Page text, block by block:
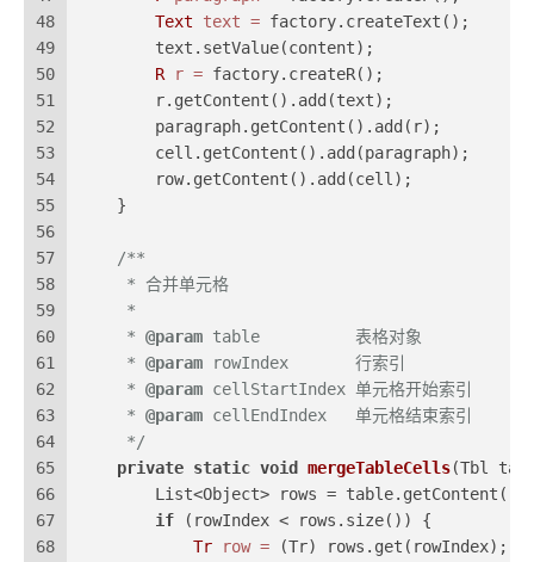
48
49
50
51
52
53
54
55
56
57
58
59
60
61
62
63
64
65
66
67
68
Text
text = factory.createText();
        text.setValue(content);
R
r = factory.createR();
        r.getContent().add(text);
        paragraph.getContent().add(r);
        cell.getContent().add(paragraph);
        row.getContent().add(cell);
    }
/**
     * 合并单元格
     *
     *
@param table          表格对象
     *
@param rowIndex       行索引
     *
@param cellStartIndex 单元格开始索引
     *
@param cellEndIndex   单元格结束索引
     */
private static void mergeTableCells(Tbl
        List<Object> rows = table.getContent();
if (rowIndex < rows.size()) {
Tr
row = (Tr) rows.get(rowIndex);